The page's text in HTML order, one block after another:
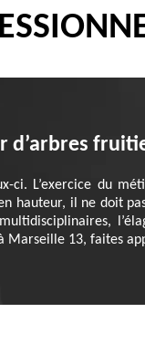
d’arbres
ci. L’exercice du
hauteur, il ne doit
13, faites